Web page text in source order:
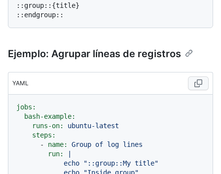
::group::{title}
Ejemplo: Agrupar líneas de registros
YAML
jobs:
bash-example:
runs-on:
ubuntu-latest
steps:
-
name: Group of log lines
run: